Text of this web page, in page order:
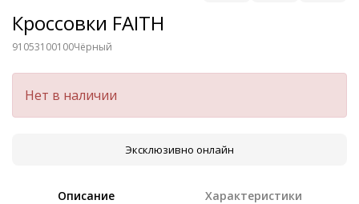
Кроссовки FAITH
91053100100Чёрный
Нет в наличии
Эксклюзивно онлайн
Описание Характеристики